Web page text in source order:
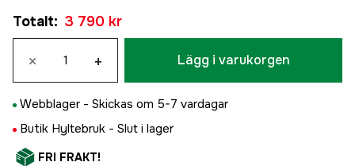
Totalt: 3 790 kr
× + Lägg i varukorgen
Webblager - Skickas om 5-7 vardagar
Butik Hyltebruk - Slut i lager
FRI FRAKT!